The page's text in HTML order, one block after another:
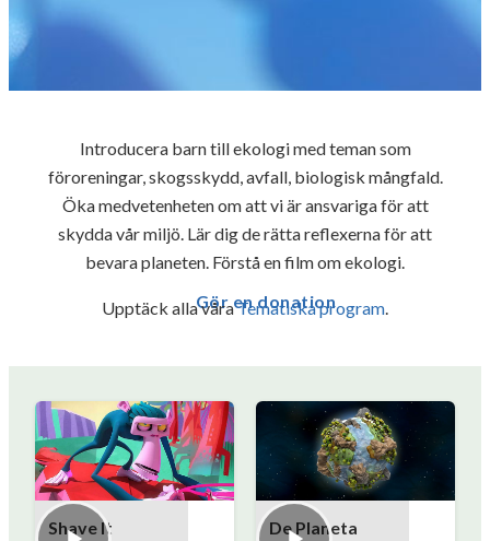
Gör en donation
Introducera barn till ekologi med teman som
föroreningar, skogsskydd, avfall, biologisk mångfald.
Öka medvetenheten om att vi är ansvariga för att
skydda vår miljö. Lär dig de rätta reflexerna för att
bevara planeten. Förstå en film om ekologi.
Upptäck alla våraTematiska program.
Shave It De Planeta